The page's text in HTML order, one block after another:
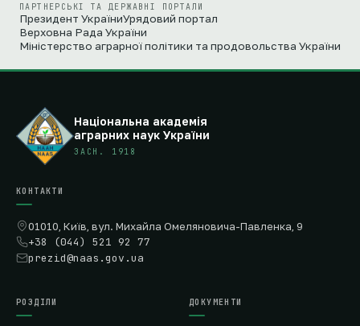
ПАРТНЕРСЬКІ ТА ДЕРЖАВНІ ПОРТАЛИ
Президент УкраїниУрядовий портал
Верховна Рада України
Міністерство аграрної політики та продовольства України
Національна академія
аграрних наук України
ЗАСН. 1918
КОНТАКТИ
01010, Київ, вул. Михайла Омеляновича-Павленка, 9
+38 (044) 521 92 77
prezid@naas.gov.ua
РОЗДІЛИ ДОКУМЕНТИ